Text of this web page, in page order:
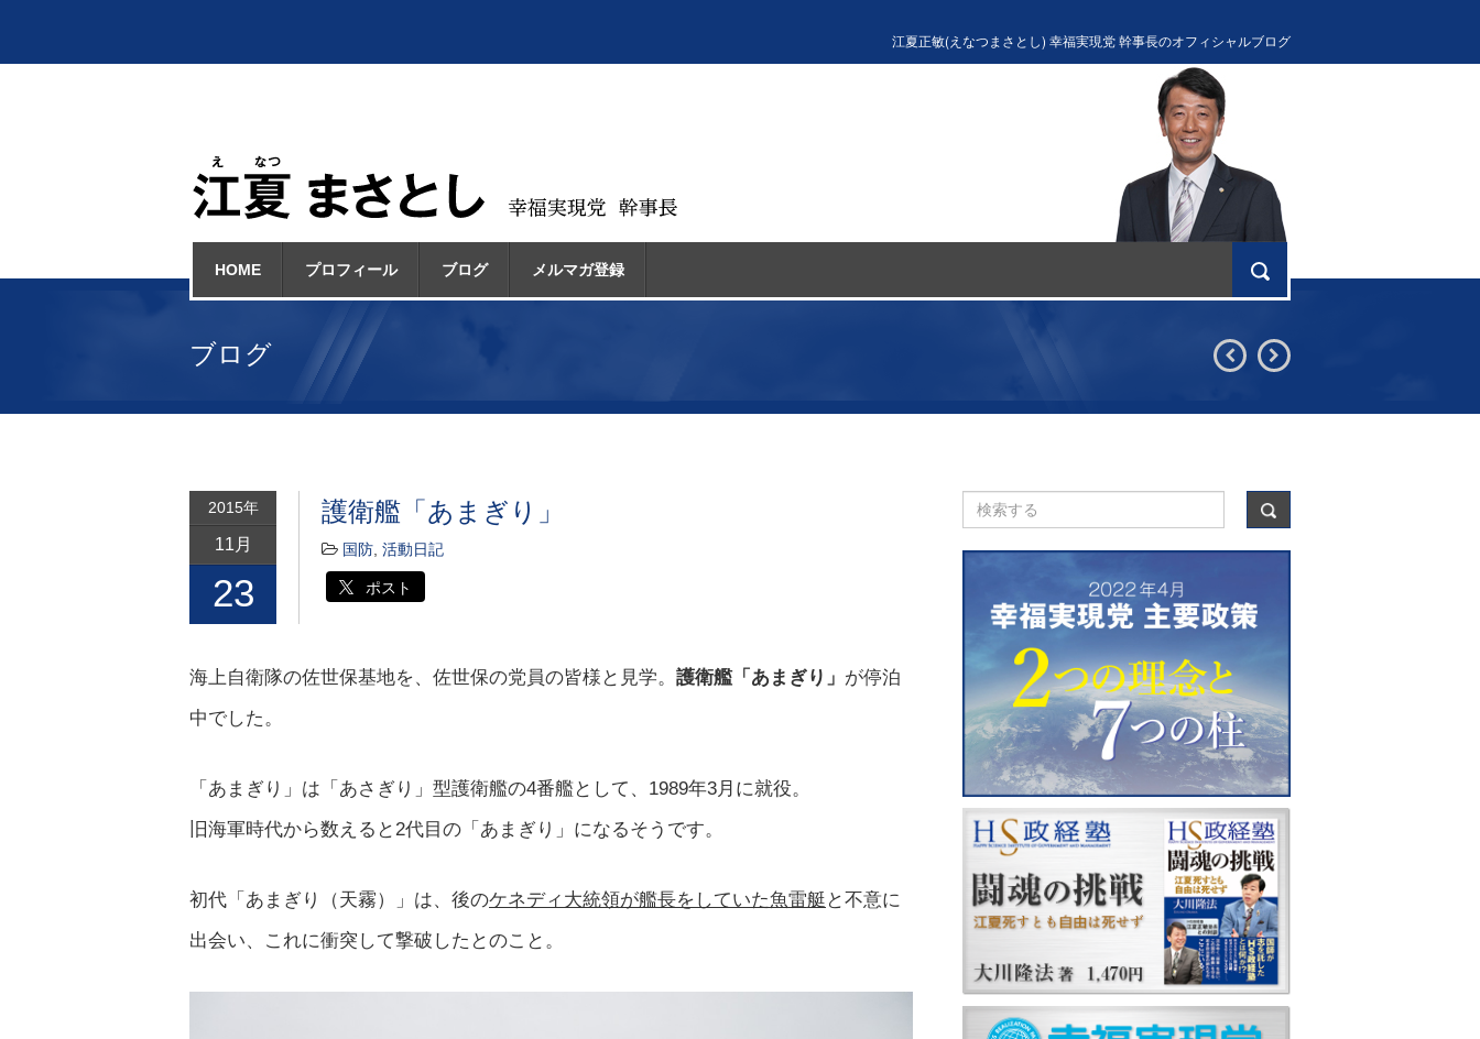
江夏正敏(えなつまさとし) 幸福実現党 幹事長のオフィシャルブログ
HOME プロフィール ブログ メルマガ登録
ブログ
2015年
11月
23
護衛艦「あまぎり」
国防 活動日記
ポスト
海上自衛隊の佐世保基地を、佐世保の党員の皆様と見学。 護衛艦「あまぎり」 が停泊
中でした。
「あまぎり」は「あさぎり」型護衛艦の4番艦として、1989年3月に就役。
旧海軍時代から数えると2代目の「あまぎり」になるそうです。
初代「あまぎり（天霧）」は、後のケネディ大統領が艦長をしていた魚雷艇 と不意に
出会い、これに衝突して撃破したとのこと。